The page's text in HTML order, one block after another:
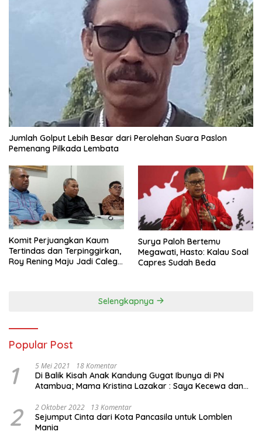
Jumlah Golput Lebih Besar dari Perolehan Suara Paslon
Pemenang Pilkada Lembata
Komit Perjuangkan Kaum
Tertindas dan Terpinggirkan,
Roy Rening Maju Jadi Caleg
Surya Paloh Bertemu
Megawati, Hasto: Kalau Soal
Capres Sudah Beda
Selengkapnya
Popular Post
1 5 Mei 2021 18 Komentar
Di Balik Kisah Anak Kandung Gugat Ibunya di PN
Atambua; Mama Kristina Lazakar : Saya Kecewa dan
2 2 Oktober 2022 13 Komentar
Sejumput Cinta dari Kota Pancasila untuk Lomblen
Mania